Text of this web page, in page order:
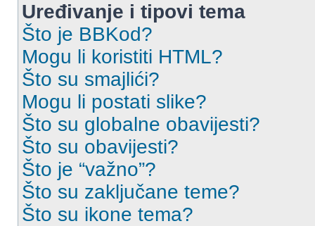
Uređivanje i tipovi tema
Što je BBKod?
Mogu li koristiti HTML?
Što su smajlići?
Mogu li postati slike?
Što su globalne obavijesti?
Što su obavijesti?
Što je “važno”?
Što su zaključane teme?
Što su ikone tema?